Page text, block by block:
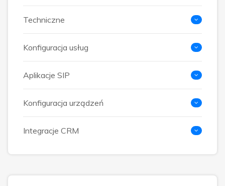
Techniczne
Konfiguracja usług
Aplikacje SIP
Konfiguracja urządzeń
Integracje CRM